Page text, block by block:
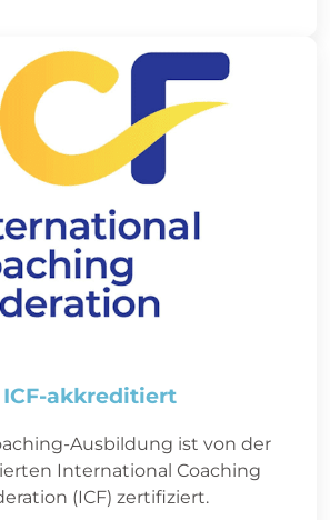
ICF-akkreditiert
Ausbildung ist von der
International Coaching
(ICF) zertifiziert.